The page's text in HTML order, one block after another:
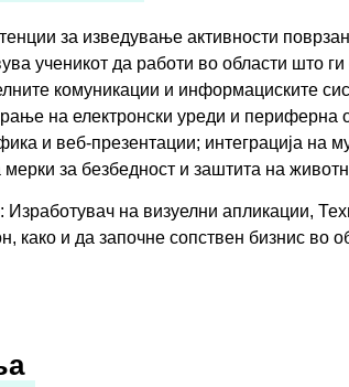
за изведување активности
ученикот да работи во области што
комуникации и информациските
на електронски уреди и периферна
и веб-презентации; интеграција на
за безбедност и заштита на
на визуелни апликации,
и да започне сопствен бизнис во